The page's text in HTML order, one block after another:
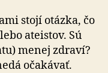
stojí otázka, čo
ateistov. Sú
menej zdraví?
očakávať.